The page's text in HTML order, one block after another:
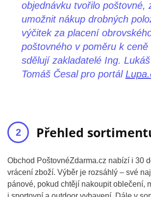
objednávku tvořilo poštovné,
umožnit nákup drobných
výčitek za placení
poštovného v poměru k
sdělují zakladatelé Ing.
Tomáš Česal pro portál
Přehled
Obchod PoštovnéZdarma.cz nabízí i 30
vrácení zboží. Výběr je rozsáhlý – své
pánové, pokud chtějí nakoupit oblečení,